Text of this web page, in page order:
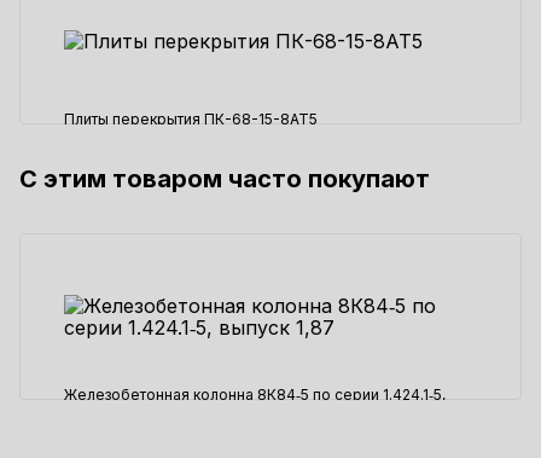
Плиты перекрытия ПК-68-15-8АТ5
30435 ₽
С этим товаром часто покупают
Железобетонная колонна 8К84‑5 по серии 1.424.1‑5,